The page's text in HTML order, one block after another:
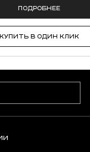
ПОДРОБНЕЕ
КУПИТЬ В ОДИН КЛИК